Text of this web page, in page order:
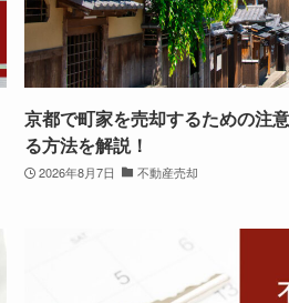
京都で町家を売却するための注
る方法を解説！
2026年8月7日 不動産売却